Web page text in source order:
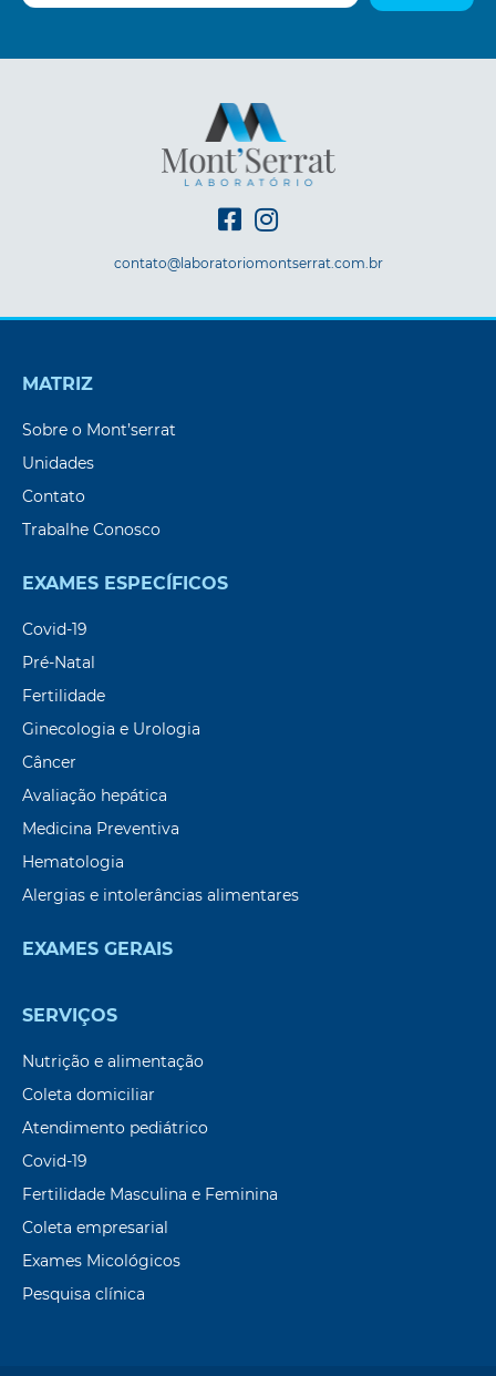
contato@laboratoriomontserrat.com.br
MATRIZ
Sobre o Mont’serrat
Unidades
Contato
Trabalhe Conosco
EXAMES ESPECÍFICOS
Covid-19
Pré-Natal
Fertilidade
Ginecologia e Urologia
Câncer
Avaliação hepática
Medicina Preventiva
Hematologia
Alergias e intolerâncias alimentares
EXAMES GERAIS
SERVIÇOS
Nutrição e alimentação
Coleta domiciliar
Atendimento pediátrico
Covid-19
Fertilidade Masculina e Feminina
Coleta empresarial
Exames Micológicos
Pesquisa clínica